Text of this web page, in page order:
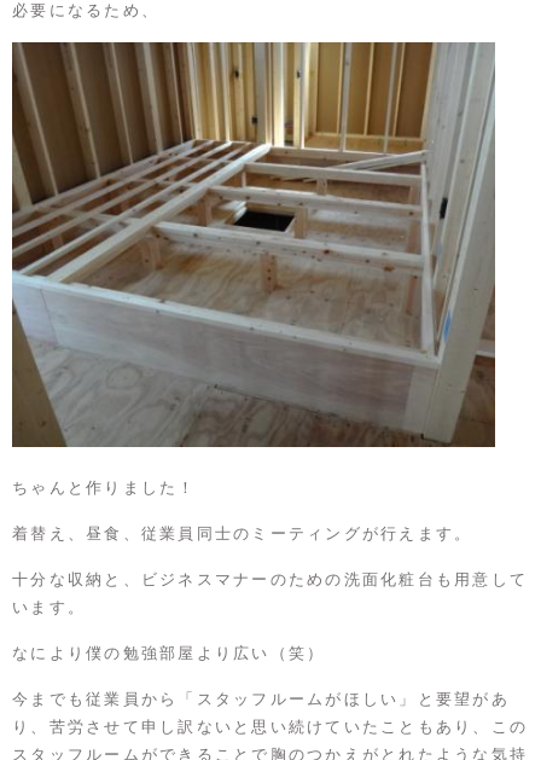
必要になるため、
ちゃんと作りました！
着替え、昼食、従業員同士のミーティングが行えます。
十分な収納と、ビジネスマナーのための洗面化粧台も用意して
います。
なにより僕の勉強部屋より広い（笑）
今までも従業員から「スタッフルームがほしい」と要望があ
り、苦労させて申し訳ないと思い続けていたこともあり、この
スタッフルームができることで胸のつかえがとれたような気持